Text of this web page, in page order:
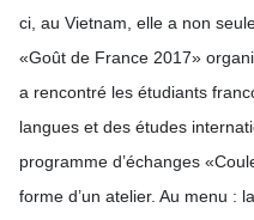
ci, au Vietnam, elle a non
«Goût de France 2017»
a rencontré les étudiants
langues et des études
programme d’échanges
forme d’un atelier. Au menu :